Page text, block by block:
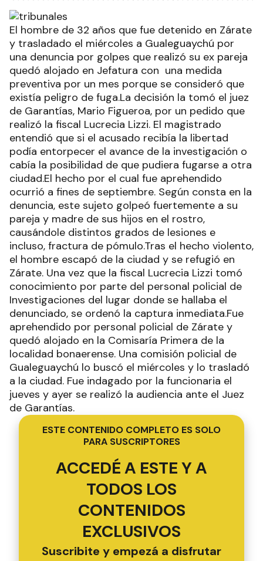
El hombre de 32 años que fue detenido en Zárate
y trasladado el miércoles a Gualeguaychú por
una denuncia por golpes que realizó su ex pareja
quedó alojado en Jefatura con una medida
preventiva por un mes porque se consideró que
existía peligro de fuga.La decisión la tomó el juez
de Garantías, Mario Figueroa, por un pedido que
realizó la fiscal Lucrecia Lizzi. El magistrado
entendió que si el acusado recibía la libertad
podía entorpecer el avance de la investigación o
cabía la posibilidad de que pudiera fugarse a otra
ciudad.El hecho por el cual fue aprehendido
ocurrió a fines de septiembre. Según consta en la
denuncia, este sujeto golpeó fuertemente a su
pareja y madre de sus hijos en el rostro,
causándole distintos grados de lesiones e
incluso, fractura de pómulo.Tras el hecho violento,
el hombre escapó de la ciudad y se refugió en
Zárate. Una vez que la fiscal Lucrecia Lizzi tomó
conocimiento por parte del personal policial de
Investigaciones del lugar donde se hallaba el
denunciado, se ordenó la captura inmediata.Fue
aprehendido por personal policial de Zárate y
quedó alojado en la Comisaría Primera de la
localidad bonaerense. Una comisión policial de
Gualeguaychú lo buscó el miércoles y lo trasladó
a la ciudad. Fue indagado por la funcionaria el
jueves y ayer se realizó la audiencia ante el Juez
de Garantías.
ESTE CONTENIDO COMPLETO ES SOLO
PARA SUSCRIPTORES
ACCEDÉ A ESTE Y A
TODOS LOS
CONTENIDOS
EXCLUSIVOS
Suscribite y empezá a disfrutar